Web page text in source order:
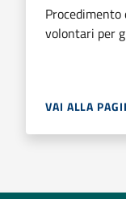
volontari per
VAI ALLA